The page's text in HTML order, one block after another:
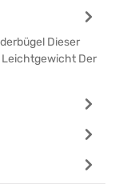
Dieser
Der